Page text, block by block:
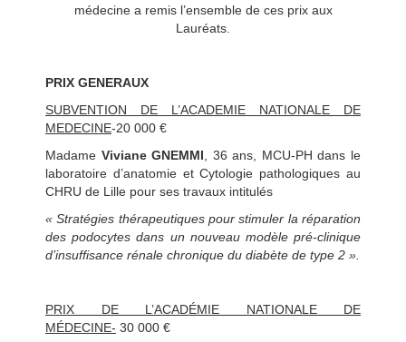
médecine a remis l’ensemble de ces prix aux
Lauréats.
PRIX GENERAUX
SUBVENTION DE L’ACADEMIE NATIONALE DE
MEDECINE-20 000 €
Madame Viviane GNEMMI , 36 ans, MCU-PH dans le
laboratoire d’anatomie et Cytologie pathologiques au
CHRU de Lille pour ses travaux intitulés
« Stratégies thérapeutiques pour stimuler la réparation
des podocytes dans un nouveau modèle pré-clinique
d’insuffisance rénale chronique du diabète de type 2 ».
PRIX DE L’ACADÉMIE NATIONALE DE
MÉDECINE- 30 000 €